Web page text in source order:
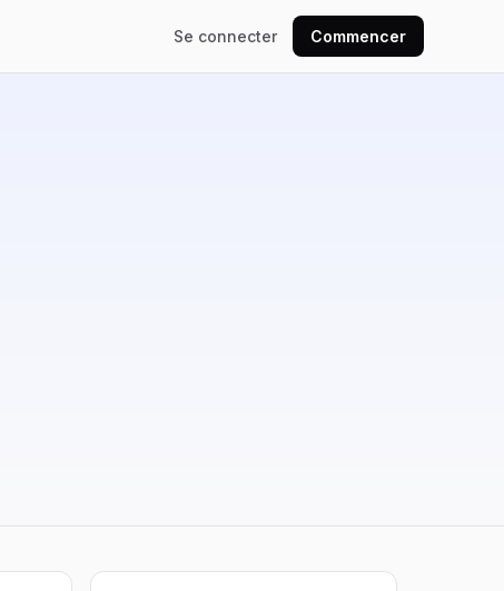
Se connecter Commencer